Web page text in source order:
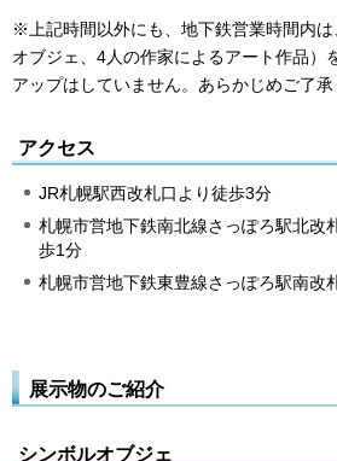
※上記時間以外にも、地下鉄営業時間内
オブジェ、4人の作家によるアート作品）
アップはしていません。あらかじめご了承
アクセス
JR札幌駅西改札口より徒歩3分
札幌市営地下鉄南北線さっぽろ駅北改
歩1分
札幌市営地下鉄東豊線さっぽろ駅南改
展示物のご紹介
シンボルオブジェ